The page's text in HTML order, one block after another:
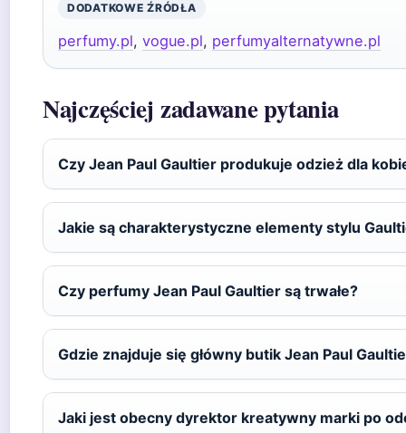
DODATKOWE ŹRÓDŁA
perfumy.pl, vogue.pl, perfumyalternatywne.pl
Najczęściej zadawane pytania
Czy Jean Paul Gaultier produkuje odzież dla
Jakie są charakterystyczne elementy stylu
Czy perfumy Jean Paul Gaultier są trwałe?
Gdzie znajduje się główny butik Jean Paul
Jaki jest obecny dyrektor kreatywny marki po